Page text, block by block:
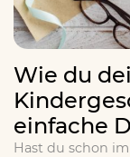
Wie du
einfache
Hast du schon